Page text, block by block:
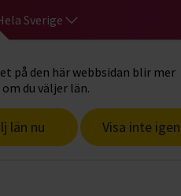
Sverige
på den här webbsidan blir mer
du väljer län.
län nu Visa inte igen
startsida
intresse Dans & rörelse